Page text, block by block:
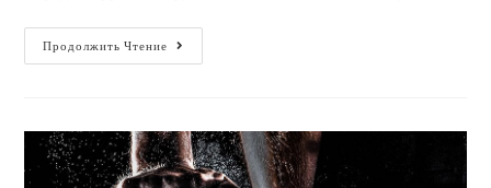
Продолжить Чтение
Привет,
Мир!